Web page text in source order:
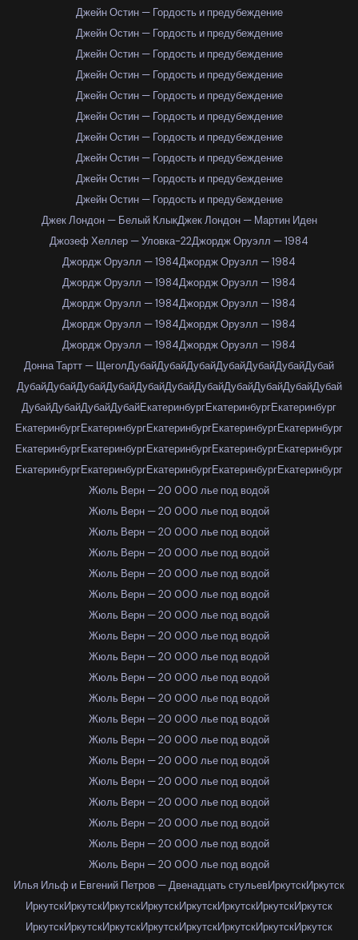
Джейн Остин — Гордость и предубеждение
Джейн Остин — Гордость и предубеждение
Джейн Остин — Гордость и предубеждение
Джейн Остин — Гордость и предубеждение
Джейн Остин — Гордость и предубеждение
Джейн Остин — Гордость и предубеждение
Джейн Остин — Гордость и предубеждение
Джейн Остин — Гордость и предубеждение
Джейн Остин — Гордость и предубеждение
Джейн Остин — Гордость и предубеждение
Джек Лондон — Белый КлыкДжек Лондон — Мартин Иден
Джозеф Хеллер — Уловка-22Джордж Оруэлл — 1984
Джордж Оруэлл — 1984Джордж Оруэлл — 1984
Джордж Оруэлл — 1984Джордж Оруэлл — 1984
Джордж Оруэлл — 1984Джордж Оруэлл — 1984
Джордж Оруэлл — 1984Джордж Оруэлл — 1984
Джордж Оруэлл — 1984Джордж Оруэлл — 1984
Донна Тартт — ЩеголДубайДубайДубайДубайДубайДубайДубай
ДубайДубайДубайДубайДубайДубайДубайДубайДубайДубайДубай
ДубайДубайДубайДубайЕкатеринбургЕкатеринбургЕкатеринбург
ЕкатеринбургЕкатеринбургЕкатеринбургЕкатеринбургЕкатеринбург
ЕкатеринбургЕкатеринбургЕкатеринбургЕкатеринбургЕкатеринбург
ЕкатеринбургЕкатеринбургЕкатеринбургЕкатеринбургЕкатеринбург
Жюль Верн — 20 000 лье под водой
Жюль Верн — 20 000 лье под водой
Жюль Верн — 20 000 лье под водой
Жюль Верн — 20 000 лье под водой
Жюль Верн — 20 000 лье под водой
Жюль Верн — 20 000 лье под водой
Жюль Верн — 20 000 лье под водой
Жюль Верн — 20 000 лье под водой
Жюль Верн — 20 000 лье под водой
Жюль Верн — 20 000 лье под водой
Жюль Верн — 20 000 лье под водой
Жюль Верн — 20 000 лье под водой
Жюль Верн — 20 000 лье под водой
Жюль Верн — 20 000 лье под водой
Жюль Верн — 20 000 лье под водой
Жюль Верн — 20 000 лье под водой
Жюль Верн — 20 000 лье под водой
Жюль Верн — 20 000 лье под водой
Жюль Верн — 20 000 лье под водой
Илья Ильф и Евгений Петров — Двенадцать стульевИркутскИркутск
ИркутскИркутскИркутскИркутскИркутскИркутскИркутскИркутск
ИркутскИркутскИркутскИркутскИркутскИркутскИркутскИркутск